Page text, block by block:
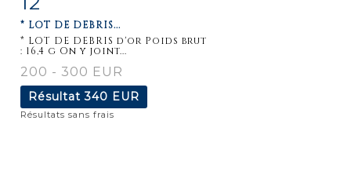
détaillée
* LOT DE DEBRIS...
* LOT DE DEBRIS d'or Poids brut
: 16,4 g On y joint...
200 - 300 EUR
Résultat340 EUR
Résultats sans frais